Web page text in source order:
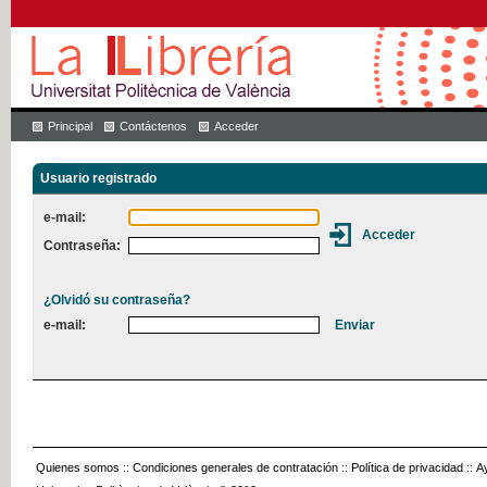
Principal Contáctenos Acceder
Usuario registrado
e-mail:
Contraseña:
¿Olvidó su contraseña?
e-mail:
Quienes somos :: Condiciones generales de contratación :: Política de privacidad ::